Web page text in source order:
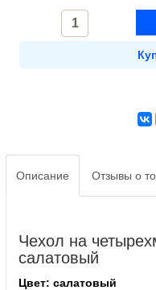
Описание Отзывы о
Чехол на
салатовый
Цвет: салатовый